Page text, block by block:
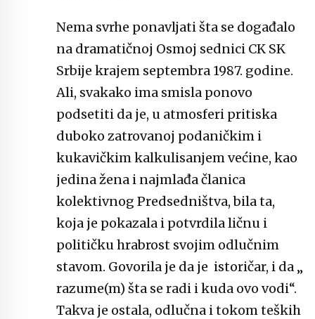
Nema svrhe ponavljati šta se događalo
na dramatičnoj Osmoj sednici CK SK
Srbije krajem septembra 1987. godine.
Ali, svakako ima smisla ponovo
podsetiti da je, u atmosferi pritiska
duboko zatrovanoj podaničkim i
kukavičkim kalkulisanjem većine, kao
jedina žena i najmlađa članica
kolektivnog Predsedništva, bila ta,
koja je pokazala i potvrdila ličnu i
političku hrabrost svojim odlučnim
stavom. Govorila je da je istoričar, i da „
razume(m) šta se radi i kuda ovo vodi“.
Takva je ostala, odlučna i tokom teških